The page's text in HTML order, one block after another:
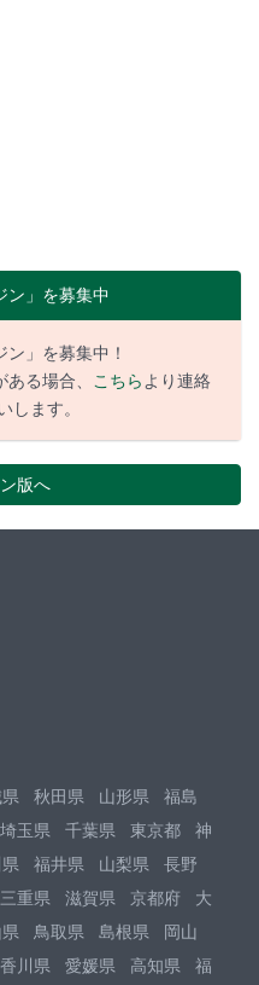
ン」を募集中
ン」を募集中！
る場合、 こちらより連絡
します。
版へ
秋田県 山形県
福島
埼玉県 千葉県 東京都
神
福井県 山梨県
長野
三重県 滋賀県 京都府
大
鳥取県 島根県
岡山
香川県 愛媛県 高知県 福